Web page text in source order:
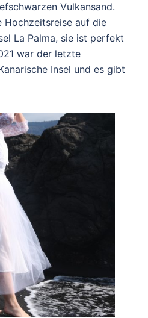
Vulkansand.
Hochzeitsreise auf die
La Palma, sie ist perfekt
war der letzte
Insel und es gibt